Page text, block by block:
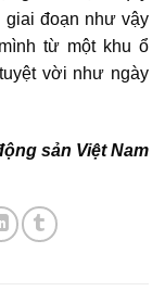
giai đoạn như vậy
từ một khu ổ
vời như ngày
sản Việt Nam